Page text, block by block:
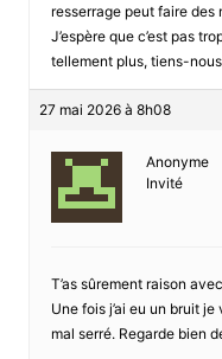
resserrage peut faire des
J’espère que c’est pas
tellement plus, tiens-
27 mai 2026 à 8h08
Anonyme
Invité
T’as sûrement raison
Une fois j’ai eu un bruit
mal serré. Regarde bien